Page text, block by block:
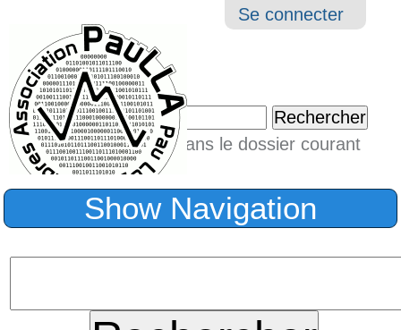
Outils
Se connecter
Chercher par
Seulement dans le dossier courant
Recherche
Show Navigation